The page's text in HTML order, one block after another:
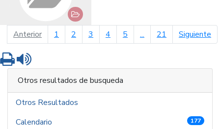
Anteriorpágina anterior
1 2 3 4 5 ... 21 Siguiente
Imprimir
Otros resultados de busqueda
Otros Resultados
Calendario
177